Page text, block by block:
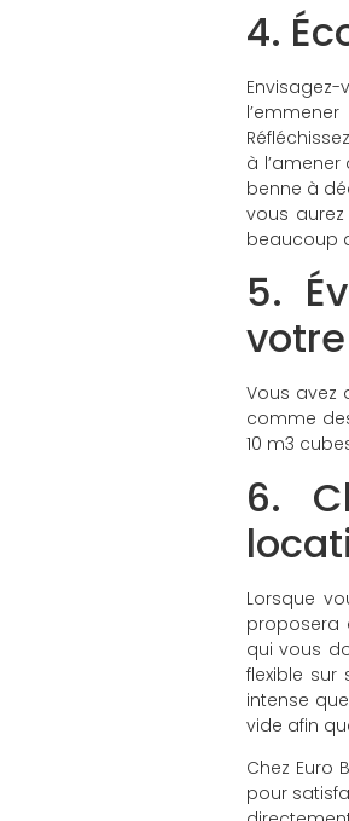
4.
à
benne à
vous
beaucoup
5.
Vous avez
comme
10 m3
6.
Lorsque
proposera
qui vous
flexible
intense
vide afin
Chez Euro
pour